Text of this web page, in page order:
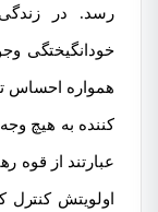
رسد. در
خودانگیختگی
همواره احساس
کننده به هیچ
عبارتند از قوه
اولویتش